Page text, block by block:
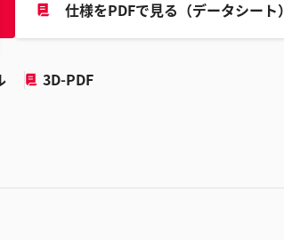
仕様をPDFで見る（データシート）
3D-PDF